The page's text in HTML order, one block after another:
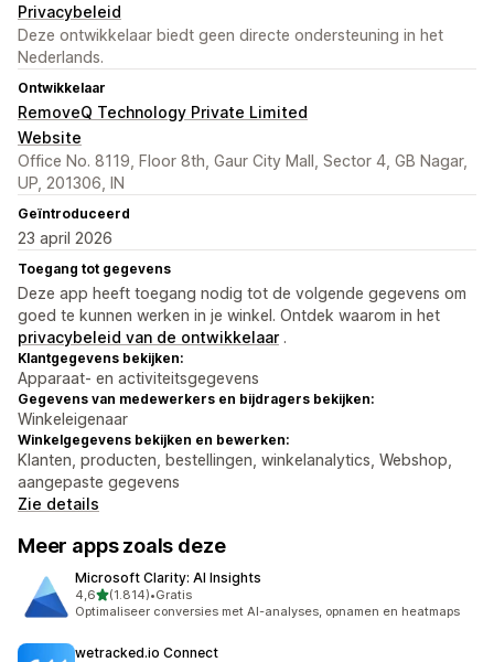
Privacybeleid
Deze ontwikkelaar biedt geen directe ondersteuning in het
Nederlands.
Ontwikkelaar
RemoveQ Technology Private Limited
Website
Office No. 8119, Floor 8th, Gaur City Mall, Sector 4, GB Nagar,
UP, 201306, IN
Geïntroduceerd
23 april 2026
Toegang tot gegevens
Deze app heeft toegang nodig tot de volgende gegevens om
goed te kunnen werken in je winkel. Ontdek waarom in het
privacybeleid van de ontwikkelaar .
Klantgegevens bekijken:
Apparaat- en activiteitsgegevens
Gegevens van medewerkers en bijdragers bekijken:
Winkeleigenaar
Winkelgegevens bekijken en bewerken:
Klanten, producten, bestellingen, winkelanalytics, Webshop,
aangepaste gegevens
Zie details
Meer apps zoals deze
Microsoft Clarity: AI Insights
4,6van 5 sterren
(1.814)
1814 recensies in totaal
•Gratis
Optimaliseer conversies met AI-analyses, opnamen en heatmaps
wetracked.io Connect